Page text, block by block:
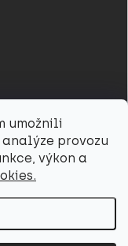
umožnili
provozu
výkon a